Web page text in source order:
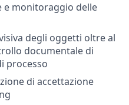
e monitoraggio delle
degli oggetti oltre al
documentale di
processo
di accettazione